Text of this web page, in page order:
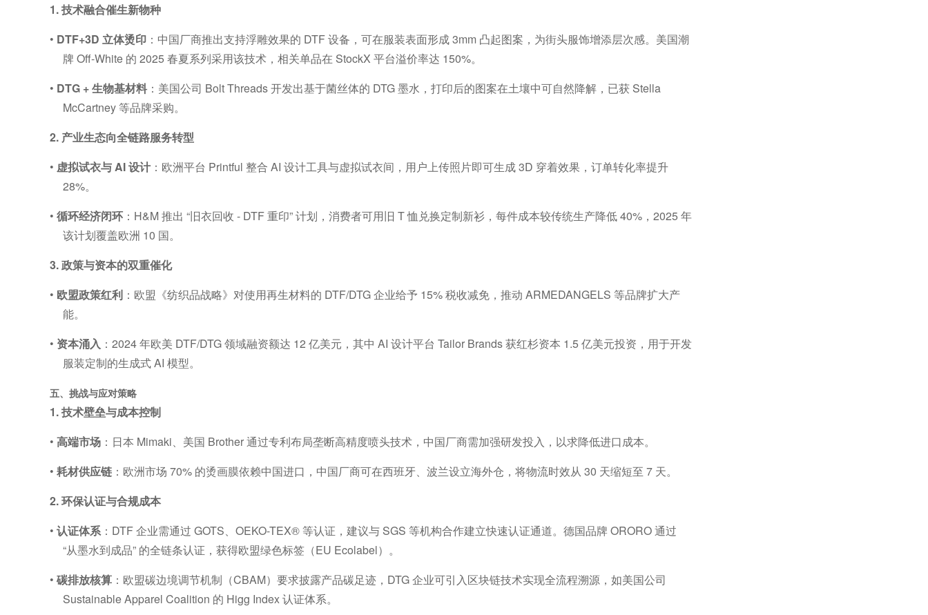
1.技术融合催生新物种
• DTF+3D 立体烫印 ：中国厂商推出支持浮雕效果的 DTF设备，可在服装表面形成3mm 凸起图案，为街头服饰增添层次感。美国潮
牌Off-White 的2025春夏系列采用该技术，相关单品在 StockX平台溢价率达 150%。
• DTG +生物基材料 ：美国公司 Bolt Threads开发出基于菌丝体的 DTG墨水，打印后的图案在土壤中可自然降解，已获 Stella
McCartney 等品牌采购。
2. 产业生态向全链路服务转型
• 虚拟试衣与AI设计 ：欧洲平台 Printful 整合 AI 设计工具与虚拟试衣间，用户上传照片即可生成3D 穿着效果，订单转化率提升
28%。
• 循环经济闭环 ： H&M推出 “旧衣回收 - DTF重印”计划，消费者可用旧 T恤兑换定制新衫，每件成本较传统生产降低40% ， 2025 年
该计划覆盖欧洲 10 国。
3.政策与资本的双重催化
• 欧盟政策红利 ：欧盟《纺织品战略》对使用再生材料的 DTF/DTG企业给予 15%税收减免，推动 ARMEDANGELS 等品牌扩大产
能。
• 资本涌入 ： 2024年欧美 DTF/DTG领域融资额达 12 亿美元，其中 AI 设计平台 Tailor Brands获红杉资本 1.5 亿美元投资，用于开发
服装定制的生成式AI模型。
五、挑战与应对策略
1.技术壁垒与成本控制
• 高端市场 ：日本 Mimaki、美国 Brother通过专利布局垄断高精度喷头技术，中国厂商需加强研发投入 ，以求降低进口成本。
• 耗材供应链 ：欧洲市场 70% 的烫画膜依赖中国进口，中国厂商可在西班牙、波兰设立海外仓，将物流时效从 30 天缩短至 7 天。
2.环保认证与合规成本
• 认证体系： DTF企业需通过 GOTS、 OEKO-TEX® 等认证，建议与 SGS 等机构合作建立快速认证通道。德国品牌 ORORO通过
“从墨水到成品” 的全链条认证，获得欧盟绿色标签（EU Ecolabel）。
• 碳排放核算 ：欧盟碳边境调节机制（CBAM）要求披露产品碳足迹， DTG企业可引入区块链技术实现全流程溯源，如美国公司
Sustainable Apparel Coalition 的 Higg Index认证体系。